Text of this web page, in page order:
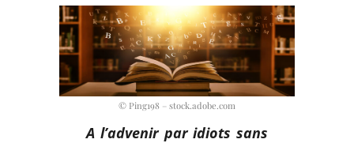
© Ping198 – stock.adobe.com
A l’advenir par idiots sans